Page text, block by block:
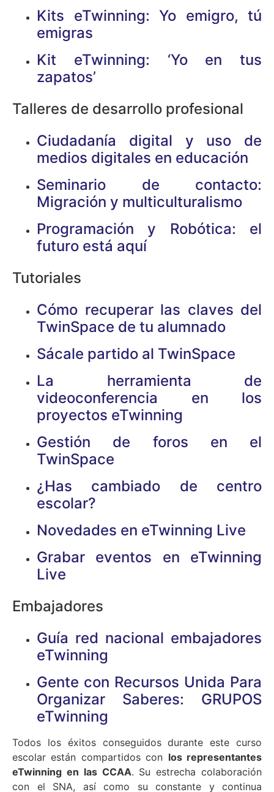
Kits eTwinning: Yo emigro, tú
emigras
Kit eTwinning: ‘Yo en tus
zapatos’
Talleres de desarrollo profesional
Ciudadanía digital y uso de
medios digitales en educación
Seminario de contacto:
Migración y multiculturalismo
Programación y Robótica: el
futuro está aquí
Tutoriales
Cómo recuperar las claves del
TwinSpace de tu alumnado
Sácale partido al TwinSpace
La herramienta de
videoconferencia en los
proyectos eTwinning
Gestión de foros en el
TwinSpace
¿Has cambiado de centro
escolar?
Novedades en eTwinning Live
Grabar eventos en eTwinning
Live
Embajadores
Guía red nacional embajadores
eTwinning
Gente con Recursos Unida Para
Organizar Saberes: GRUPOS
eTwinning
Todos los éxitos conseguidos durante este curso
escolar están compartidos con los representantes
eTwinning en las CCAA. Su estrecha colaboración
con el SNA, así como su constante y continua